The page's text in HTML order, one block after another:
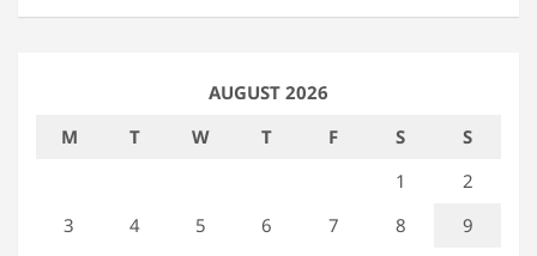
AUGUST 2026
M
T W T F S
S
1
2
3
4 5 6 7 8
9